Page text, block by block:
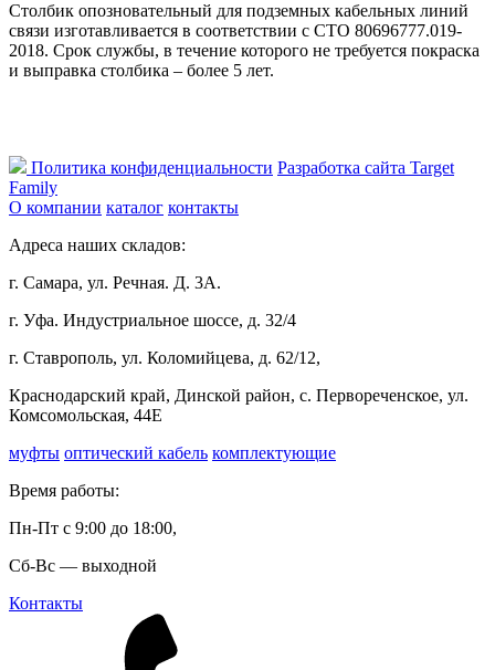
Столбик опозновательный для подземных кабельных линий
связи изготавливается в соответствии с СТО 80696777.019-
2018. Срок службы, в течение которого не требуется покраска
и выправка столбика – более 5 лет.
Политика конфиденциальности Разработка сайта Target
Family
О компании каталог контакты
Адреса наших складов:
г. Самара, ул. Речная. Д. 3А.
г. Уфа. Индустриальное шоссе, д. 32/4
г. Ставрополь, ул. Коломийцева, д. 62/12,
Краснодарский край, Динской район, с. Первореченское, ул.
Комсомольская, 44Е
муфты оптический кабель комплектующие
Время работы:
Пн-Пт с 9:00 до 18:00,
Сб-Вс — выходной
Контакты